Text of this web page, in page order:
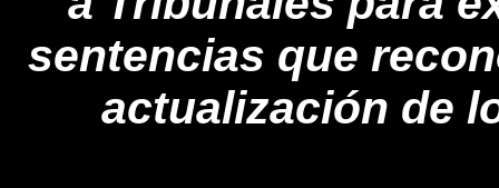
sentencias que
actualización de